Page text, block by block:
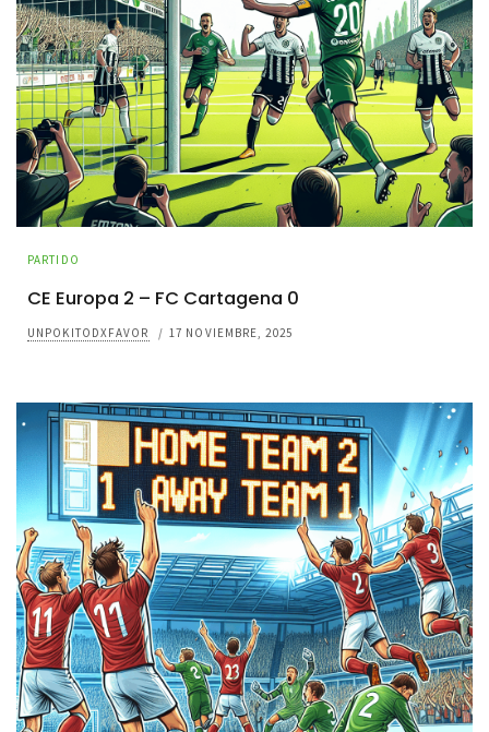
PARTIDO
CE Europa 2 – FC Cartagena 0
UNPOKITODXFAVOR / 17 NOVIEMBRE, 2025